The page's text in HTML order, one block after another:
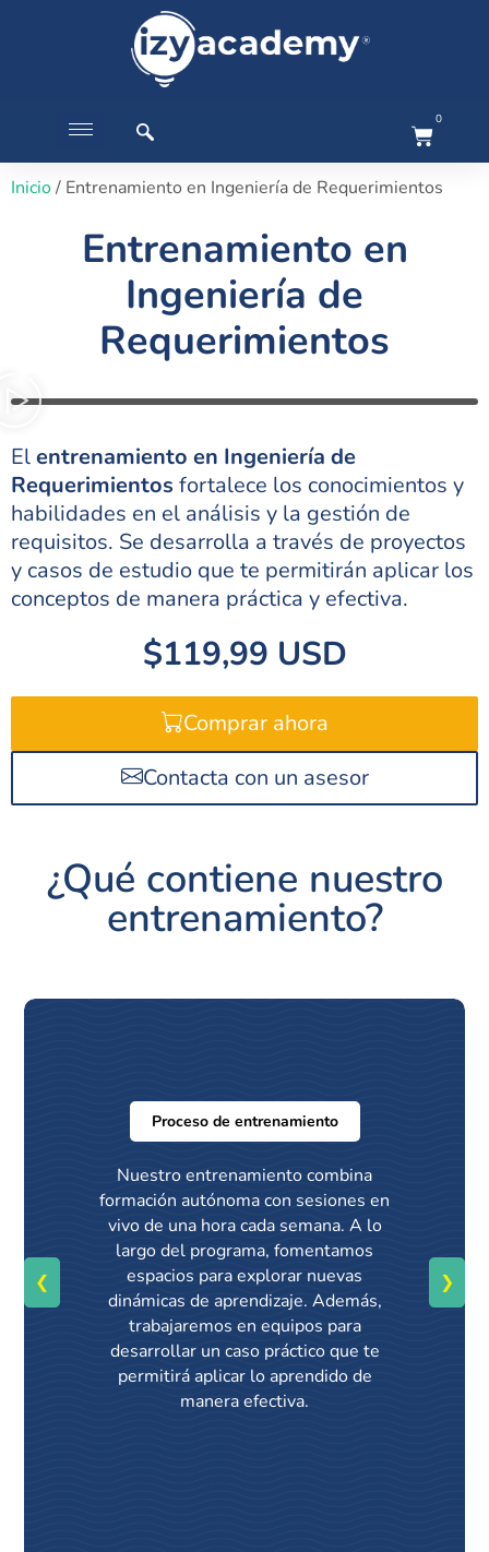
0
Inicio/ Entrenamiento en Ingeniería de Requerimientos
Entrenamiento en
Ingeniería de
Requerimientos
Elentrenamiento en Ingeniería de
Requerimientos fortalece los conocimientos y
habilidades en el análisis y la gestión de
requisitos. Se desarrolla a través de proyectos
y casos de estudio que te permitirán aplicar los
conceptos de manera práctica y efectiva.
$119,99 USD
Comprar ahora
Contacta con un asesor
¿Qué contiene nuestro
entrenamiento?
Proceso de entrenamiento
Nuestro entrenamiento combina
formación autónoma con sesiones en
vivo de una hora cada semana. A lo
largo del programa, fomentamos
espacios para explorar nuevas
dinámicas de aprendizaje. Además,
trabajaremos en equipos para
desarrollar un caso práctico que te
permitirá aplicar lo aprendido de
manera efectiva.
❮ ❯